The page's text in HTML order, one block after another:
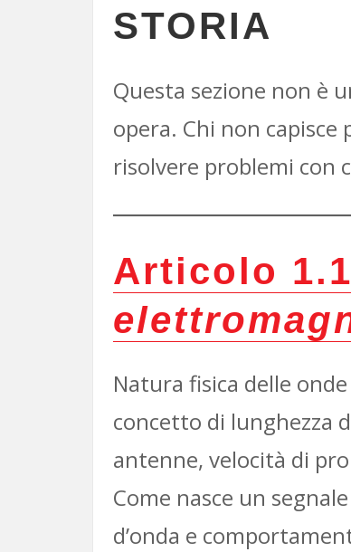
STORIA
Questa sezione non è
opera. Chi non
risolvere problemi con
Articolo
Natura fisica delle
concetto di lunghezza
antenne, velocità di
Come nasce un
d’onda e